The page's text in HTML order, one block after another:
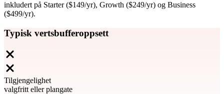
inkludert på Starter ($149/yr), Growth ($249/yr) og Business
($499/yr).
Typisk vertsbufferoppsett
Tilgjengelighet
valgfritt eller plangate